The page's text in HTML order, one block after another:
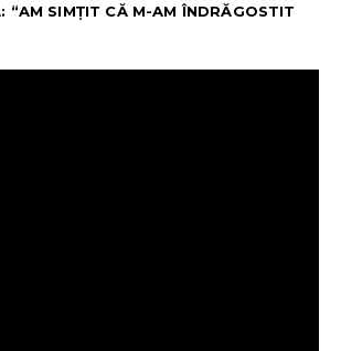
“AM SIMȚIT CĂ M-AM ÎNDRĂGOSTIT